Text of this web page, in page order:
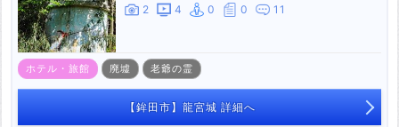
2
4 0 0 11
ホテル・旅館 廃墟 老爺の霊
【鉾田市】龍宮城 詳細へ